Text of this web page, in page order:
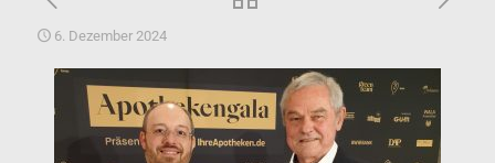
6. Dezember 2024